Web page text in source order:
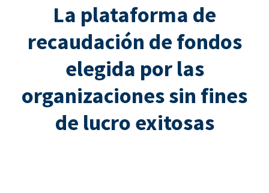
La plataforma de
recaudación de fondos
elegida por las
organizaciones sin fines
de lucro exitosas